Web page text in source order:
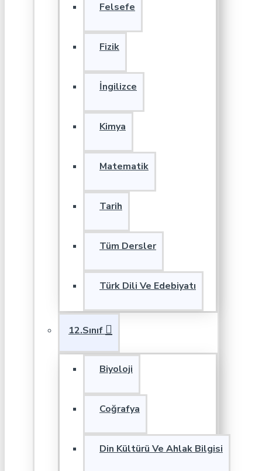
Felsefe
Fizik
İngilizce
Kimya
Matematik
Tarih
Tüm Dersler
Türk Dili Ve Edebiyatı
12.Sınıf
Biyoloji
Coğrafya
Din Kültürü Ve Ahlak Bilgisi